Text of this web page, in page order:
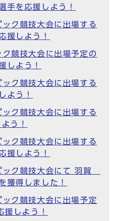
を応援しよう！
ク競技大会に出場する
しよう！
競技大会に出場予定の
しよう！
ク競技大会に出場する
よう！
ク競技大会に出場する
う！
ク競技大会に出場する
しよう！
ク競技大会にて 羽賀
獲得しました！
ク競技大会に出場予定
しよう！